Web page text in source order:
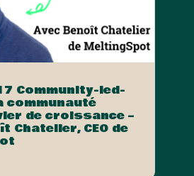
Community-led-
communauté
de croissance –
Chatelier, CEO de